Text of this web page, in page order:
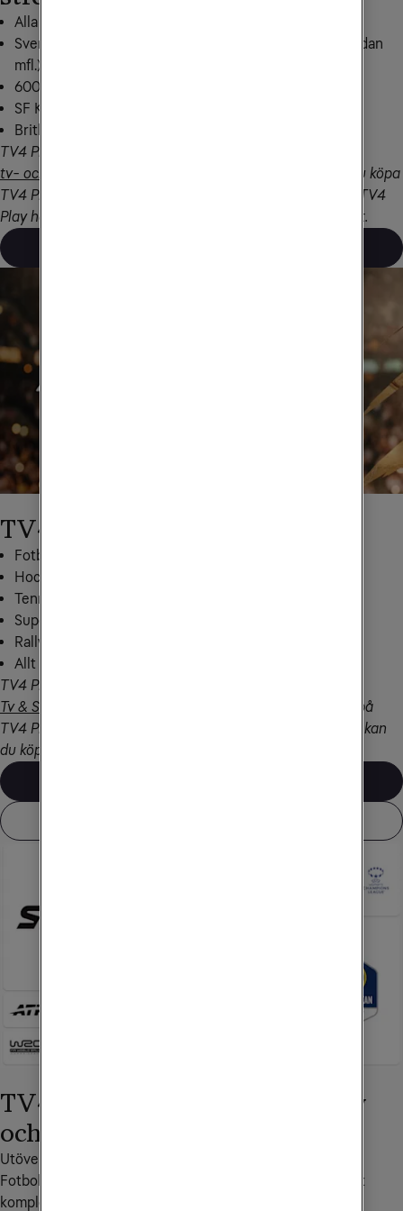
Alla filmer, serier, reality och underhållning från TV4
Sveriges största dramaserier (Beck, Gåsmamman, Solsidan
mfl.)
600+ internationella filmer & succéserier
SF Kids: familjefilmer & barnprogram för alla åldrar
Britbox, Hayu & HISTORY Play
TV4 Play Plus ingår som valbar streamingtjänst i våra
tv- och streamingpaket
. Har du ett annat tv-paket kan du köpa
TV4 Play Plus som tillval i Mitt Tele2. Gratisversionen av TV4
Play har begränsat innehåll. Med TV4 Play Plus får du allt.
TV4 Play Sport
Fotboll i världsklass med Serie A & WSL
HockeyAllsvenskan
Tennis (ATP Tour)
Superettan
Rally från WRC & ERC
Allt från TV4 Play Plus
TV4 Play Sport ingår som fast streamingtjänst i
Tv & Streaming Sport
utan extra kostnad. Ordinarie pris på
TV4 Play Sport är 249 kr/mån. Har du ett annat tv-paket kan
du köpa TV4 Play Sport som tillval i Mitt Tele2.
TV4 Play Sport Fotboll, Hockey
och Total
Utöver allt som ingår i TV4 Play Sport, t.ex.
Fotbolls-VM/EM och
så finns ytterligare paket att
komplettera med: